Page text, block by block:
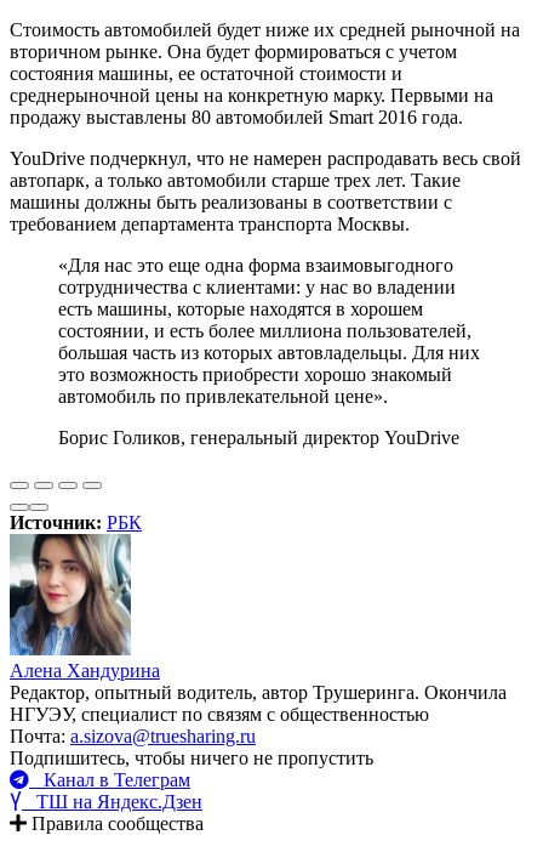
Стоимость автомобилей будет ниже их средней рыночной на
вторичном рынке. Она будет формироваться с учетом
состояния машины, ее остаточной стоимости и
среднерыночной цены на конкретную марку. Первыми на
продажу выставлены 80 автомобилей Smart 2016 года.
YouDrive подчеркнул, что не намерен распродавать весь свой
автопарк, а только автомобили старше трех лет. Такие
машины должны быть реализованы в соответствии с
требованием департамента транспорта Москвы.
«Для нас это еще одна форма взаимовыгодного
сотрудничества с клиентами: у нас во владении
есть машины, которые находятся в хорошем
состоянии, и есть более миллиона пользователей,
большая часть из которых автовладельцы. Для них
это возможность приобрести хорошо знакомый
автомобиль по привлекательной цене».
Борис Голиков, генеральный директор YouDrive
Источник: РБК
Алена Хандурина
Редактор, опытный водитель, автор Трушеринга. Окончила
НГУЭУ, специалист по связям с общественностью
Почта: a.sizova@truesharing.ru
Подпишитесь, чтобы ничего не пропустить
Канал в Телеграм
ТШ на Яндекс.Дзен
Правила сообщества